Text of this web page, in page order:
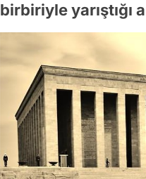
birbiriyle yarıştığı